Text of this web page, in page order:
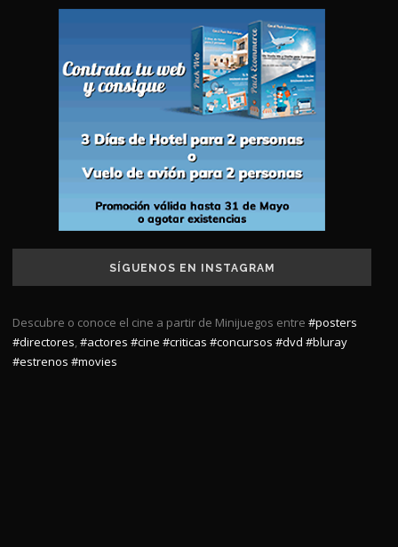
SÍGUENOS EN INSTAGRAM
Descubre o conoce el cine a partir de Minijuegos entre #posters
#directores,#actores #cine #criticas #concursos #dvd #bluray
#estrenos #movies